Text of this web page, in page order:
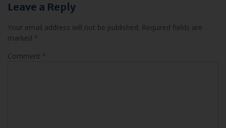
Leave a Reply
Your email address will not be published. Required fields are
marked *
Comment *